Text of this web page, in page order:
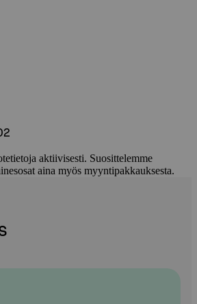
aktiivisesti. Suosittelemme
aina myös myyntipakkauksesta.